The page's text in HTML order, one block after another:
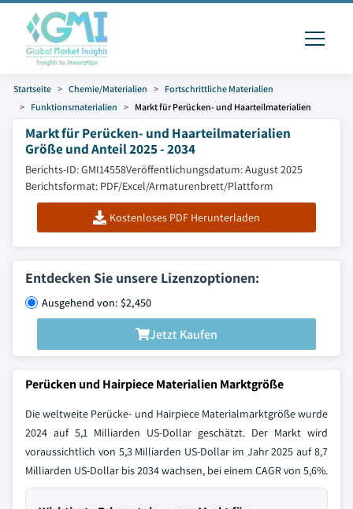
Startseite Chemie/Materialien
Fortschrittliche Materialien
Funktionsmaterialien
Markt für Perücken- und Haarteilmaterialien
Markt für Perücken- und Haarteilmaterialien
Größe und Anteil 2025 - 2034
Berichts-ID: GMI14558Veröffentlichungsdatum: August 2025
Berichtsformat: PDF/Excel/Armaturenbrett/Plattform
Kostenloses PDF Herunterladen
Entdecken Sie unsere Lizenzoptionen:
Ausgehend von: $2,450
Jetzt Kaufen
Perücken und Hairpiece Materialien Marktgröße
Die weltweite Perücke- und Hairpiece Materialmarktgröße wurde
2024 auf 5,1 Milliarden US-Dollar geschätzt. Der Markt wird
voraussichtlich von 5,3 Milliarden US-Dollar im Jahr 2025 auf 8,7
Milliarden US-Dollar bis 2034 wachsen, bei einem CAGR von 5,6%.